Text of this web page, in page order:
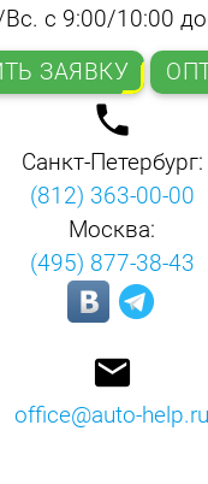
Вс. с 9:00/10:00
ЗАЯВКУ
local_phone
Санкт-Петербург:
(812) 363-00-00
Москва:
(495) 877-38-43
email
office@auto-help.ru